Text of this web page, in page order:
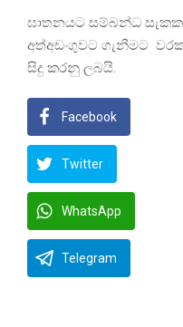
ඝාතනයට සම්බන්ධ
අත්අඩංගුවට ගැනීමට
සිදු කරනු ලබයි.
Facebook
Twitter
WhatsApp
Telegram